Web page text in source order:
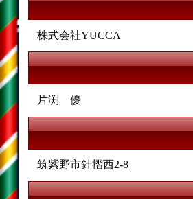
株式会社YUCCA
片渕 優
筑紫野市針摺西2-8